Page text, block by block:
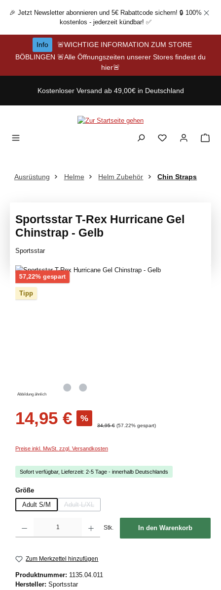
Zum Hauptinhalt springen
🎉 Jetzt Newsletter abonnieren und 5€ Rabattcode sichern! 🔒 100%
kostenlos - jederzeit kündbar! ✅
Info
🚨WICHTIGE INFORMATION ZUM STORE
BÖBLINGEN 🚨Alle Öffnungszeiten unserer Stores findest du
hier🚨
Kostenloser Versand ab 49,00€ in Deutschland
Ausrüstung Helme Helm Zubehör Chin Straps
Sportsstar T-Rex Hurricane Gel
Chinstrap - Gelb
Sportsstar
Bildergalerie überspringen
57,22% gespartRabatt
Tipp
Abbildung ähnlich
14,95 € %
Regulärer Preis:
34,95 € (57.22% gespart)
Preise inkl. MwSt. zzgl. Versandkosten
Sofort verfügbar, Lieferzeit: 2-5 Tage - innerhalb Deutschlands
Größeauswählen
Adult S/M
Adult L/XL
Stk. In den Warenkorb
Zum Merkzettel hinzufügen
Produktnummer: 1135.04.011
Hersteller: Sportsstar